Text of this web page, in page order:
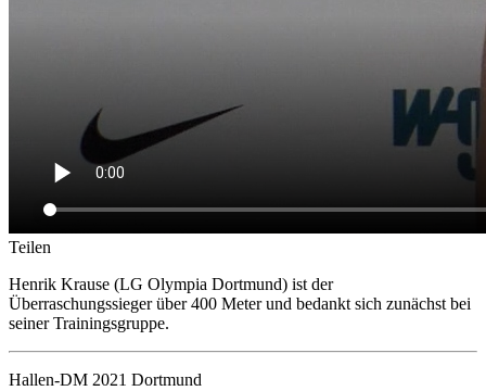
Teilen
Henrik Krause (LG Olympia Dortmund) ist der
Überraschungssieger über 400 Meter und bedankt sich zunächst bei
seiner Trainingsgruppe.
Hallen-DM 2021 Dortmund